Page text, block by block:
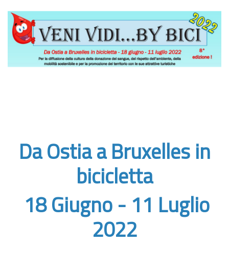
Da Ostia a Bruxelles in
bicicletta
18 Giugno - 11 Luglio
2022